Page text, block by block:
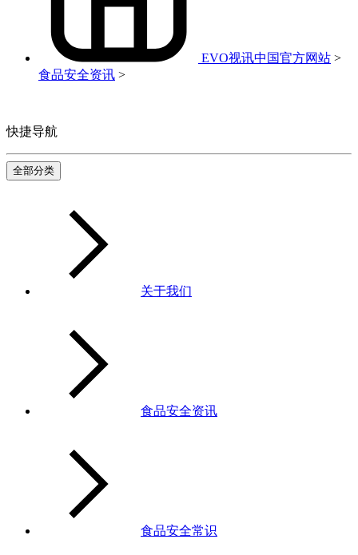
EVO视讯中国官方网站 >
食品安全资讯 >
快捷导航
全部分类
关于我们
食品安全资讯
食品安全常识